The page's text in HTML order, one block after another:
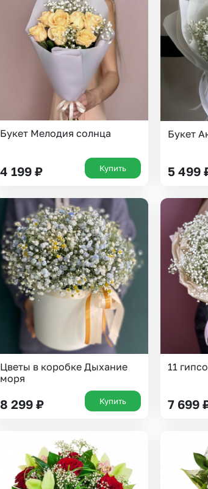
Insta букеты
Хиты
Новинки
Все
Букет Мелодия солнца
4 199 ₽ Купить
Букет
5 499
Цветы в коробке Дыхание
моря
8 299 ₽ Купить
11
7 699